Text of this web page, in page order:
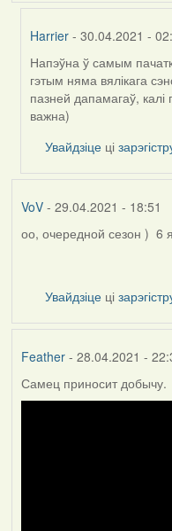
Harrier - 30.04.2021 -
In
reply
to
by
Lighty
Напэўна ў самым
гэтым няма вялікага
пазней дапамагаў, калі
важна)
Увайдзіце ці
VoV- 29.04.2021 - 18:51
оо, очередной сезон ) 6
Увайдзіце ці
Feather- 28.04.2021 -
Самец приносит добычу.